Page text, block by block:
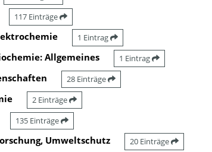
117 Einträge
1 Eintrag
Allgemeines 1 Eintrag
28 Einträge
2 Einträge
135 Einträge
Umweltschutz 20 Einträge